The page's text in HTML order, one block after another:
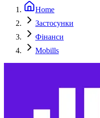
Home
Застосунки
Фінанси
Mobills